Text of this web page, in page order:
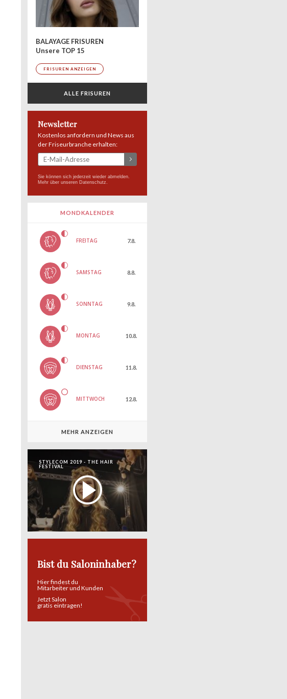
BALAYAGE FRISUREN
Unsere TOP 15
FRISUREN ANZEIGEN
ALLE FRISUREN
Newsletter
Kostenlos anfordern und News aus
der Friseurbranche erhalten:
Sie können sich jederzeit wieder abmelden.
Mehr über unseren Datenschutz.
MONDKALENDER
FREITAG 7.8.
SAMSTAG 8.8.
SONNTAG 9.8.
MONTAG 10.8.
DIENSTAG 11.8.
MITTWOCH 12.8.
MEHR ANZEIGEN
STYLECOM 2019 - THE HAIR
FESTIVAL
Bist du Saloninhaber?
Hier findest du
Mitarbeiter und Kunden
Jetzt Salon
gratis eintragen!